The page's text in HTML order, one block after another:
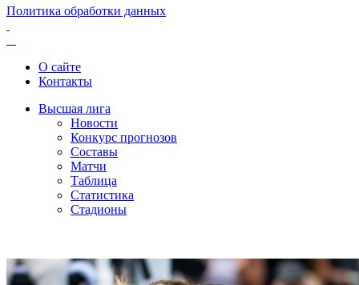
Политика обработки данных
О сайте
Контакты
Высшая лига
Новости
Конкурс прогнозов
Составы
Матчи
Таблица
Статистика
Стадионы